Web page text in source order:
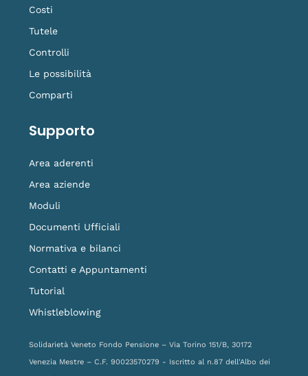
Costi
Tutele
Controlli
Le possibilità
Comparti
Supporto
Area aderenti
Area aziende
Moduli
Documenti Ufficiali
Normativa e bilanci
Contatti e Appuntamenti
Tutorial
Whistleblowing
Solidarietà Veneto Fondo Pensione – Via Torino 151/B, 30172
Venezia Mestre – C.F. 90023570279 - Iscritto al n.87 dell'Albo dei